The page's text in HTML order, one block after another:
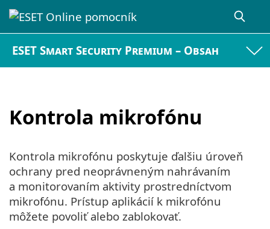
ESET Smart Security Premium – Obsah
Kontrola mikrofónu
Kontrola mikrofónu poskytuje ďalšiu úroveň
ochrany pred neoprávneným nahrávaním
a monitorovaním aktivity prostredníctvom
mikrofónu. Prístup aplikácií k mikrofónu
môžete povoliť alebo zablokovať.